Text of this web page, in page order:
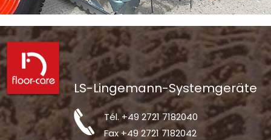
LS-Lingemann-Systemgeräte
Tél.+49 2721 7182040
Fax +49 2721 7182042